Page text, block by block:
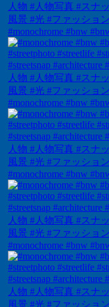
#monochrome #bnw
#monochrome #bnw
#monochrome #bnw
#monochrome #bnw